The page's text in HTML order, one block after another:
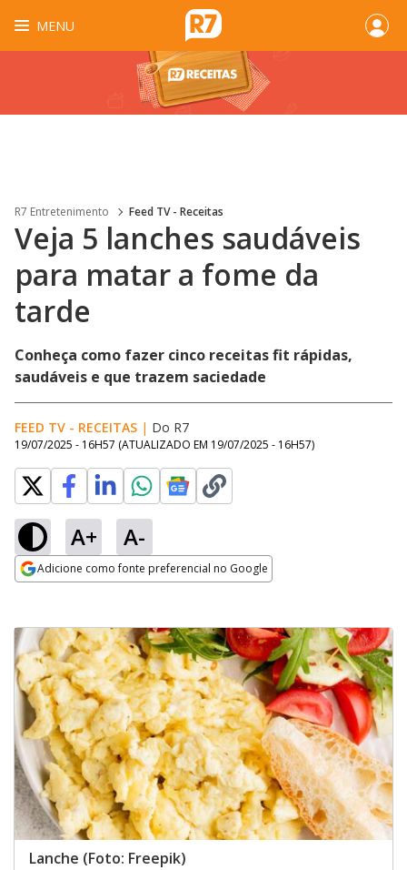
MENU
R7 Entretenimento Feed TV - Receitas
Veja 5 lanches saudáveis
para matar a fome da
tarde
Conheça como fazer cinco receitas fit rápidas,
saudáveis e que trazem saciedade
FEED TV - RECEITAS | Do R7
19/07/2025 - 16H57 (ATUALIZADO EM 19/07/2025 - 16H57)
A+ A-
Adicione como fonte preferencial no Google
Lanche (Foto: Freepik)